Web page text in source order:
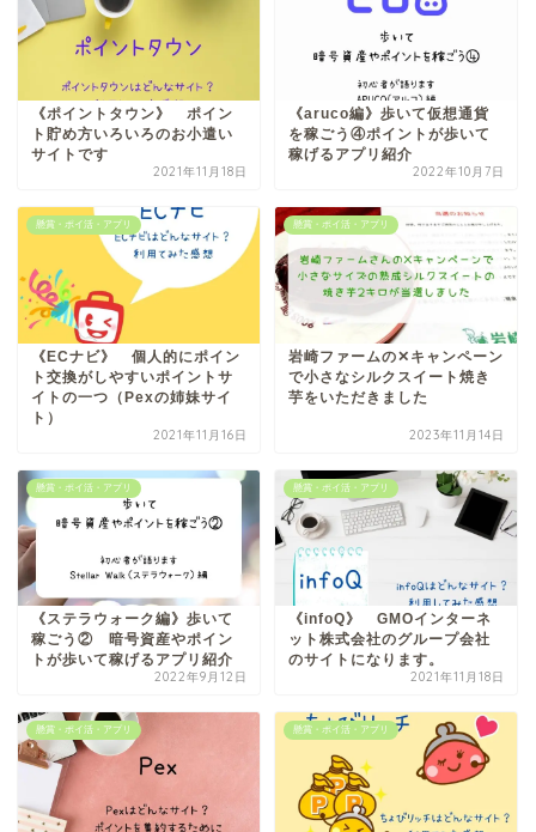
《ポイントタウン》 ポイン
ト貯め方いろいろのお小遣い
サイトです
2021年11月18日
《aruco編》歩いて仮想通貨
を稼ごう④ポイントが歩いて
稼げるアプリ紹介
2022年10月7日
懸賞・ポイ活・アプリ
《ECナビ》 個人的にポイン
ト交換がしやすいポイントサ
イトの一つ（Pexの姉妹サイ
ト）
2021年11月16日
懸賞・ポイ活・アプリ
岩崎ファームの✕キャンペーン
で小さなシルクスイート焼き
芋をいただきました
2023年11月14日
懸賞・ポイ活・アプリ
《ステラウォーク編》歩いて
稼ごう② 暗号資産やポイン
トが歩いて稼げるアプリ紹介
2022年9月12日
懸賞・ポイ活・アプリ
《infoQ》 GMOインターネ
ット株式会社のグループ会社
のサイトになります。
2021年11月18日
懸賞・ポイ活・アプリ 懸賞・ポイ活・アプリ